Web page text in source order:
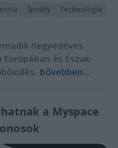
Spotify
Technológia
negyedéves
és Észak-
Bővebben...
a Myspace